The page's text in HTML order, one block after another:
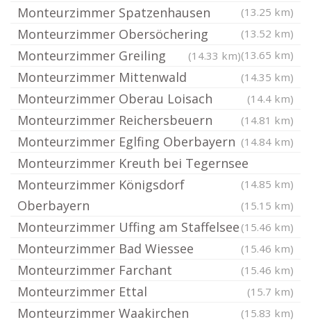
(13.25 km)
Monteurzimmer Spatzenhausen
(13.52 km)
Monteurzimmer Obersöchering
(13.65 km)
Monteurzimmer Greiling (14.33 km)
Monteurzimmer Mittenwald (14.35 km)
Monteurzimmer Oberau Loisach (14.4 km)
Monteurzimmer Reichersbeuern (14.81 km)
Monteurzimmer Eglfing Oberbayern (14.84 km)
Monteurzimmer Kreuth bei Tegernsee
(14.85 km)
Monteurzimmer Königsdorf
Oberbayern
(15.15 km)
Monteurzimmer Uffing am Staffelsee (15.46 km)
Monteurzimmer Bad Wiessee (15.46 km)
Monteurzimmer Farchant (15.46 km)
Monteurzimmer Ettal (15.7 km)
Monteurzimmer Waakirchen (15.83 km)